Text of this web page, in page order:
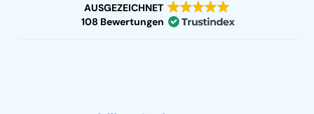
AUSGEZEICHNET
108 Bewertungen